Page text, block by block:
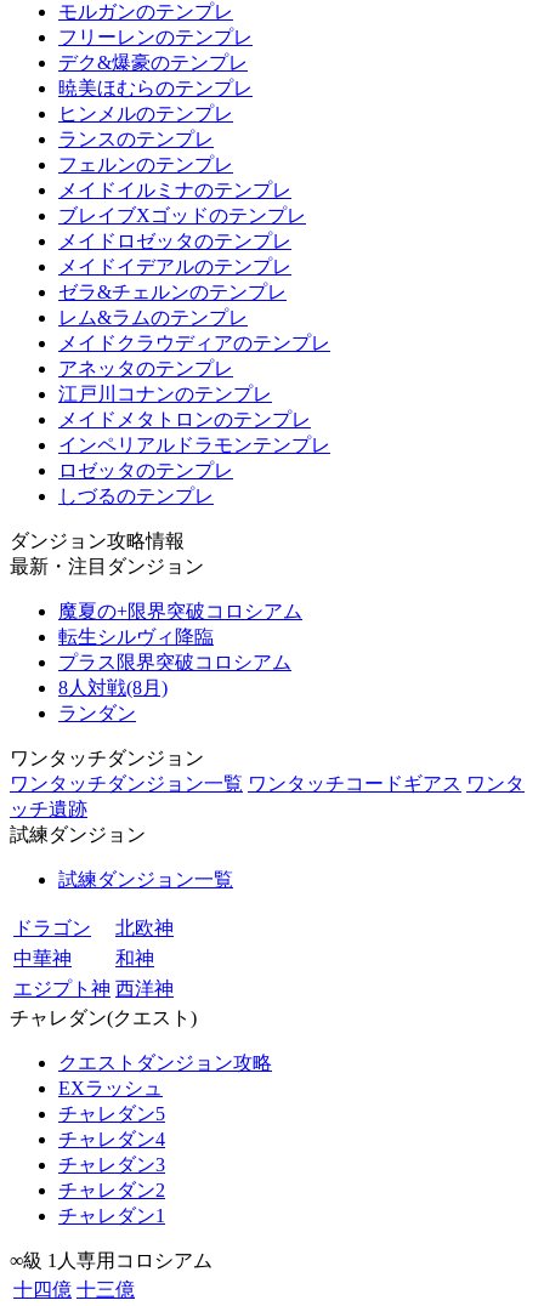
モルガンのテンプレ
フリーレンのテンプレ
デク&爆豪のテンプレ
暁美ほむらのテンプレ
ヒンメルのテンプレ
ランスのテンプレ
フェルンのテンプレ
メイドイルミナのテンプレ
ブレイブXゴッドのテンプレ
メイドロゼッタのテンプレ
メイドイデアルのテンプレ
ゼラ&チェルンのテンプレ
レム&ラムのテンプレ
メイドクラウディアのテンプレ
アネッタのテンプレ
江戸川コナンのテンプレ
メイドメタトロンのテンプレ
インペリアルドラモンテンプレ
ロゼッタのテンプレ
しづるのテンプレ
ダンジョン攻略情報
最新・注目ダンジョン
魔夏の+限界突破コロシアム
転生シルヴィ降臨
プラス限界突破コロシアム
8人対戦(8月)
ランダン
ワンタッチダンジョン
ワンタッチダンジョン一覧 ワンタッチコードギアス ワンタ
ッチ遺跡
試練ダンジョン
試練ダンジョン一覧
ドラゴン
北欧神
中華神
和神
エジプト神 西洋神
チャレダン(クエスト)
クエストダンジョン攻略
EXラッシュ
チャレダン5
チャレダン4
チャレダン3
チャレダン2
チャレダン1
∞級 1人専用コロシアム
十四億 十三億